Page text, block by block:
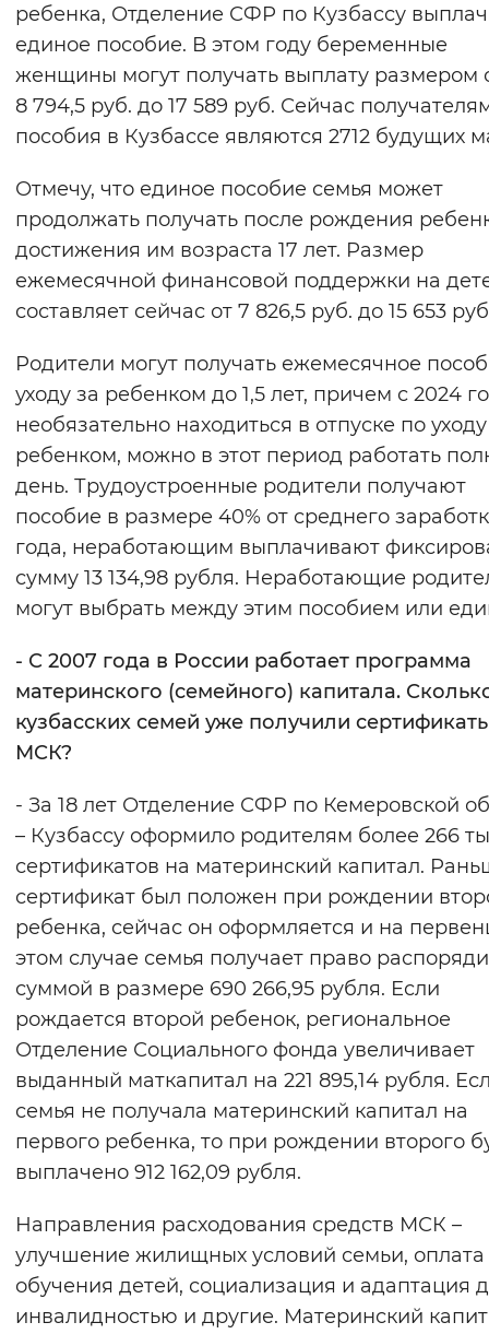
ребенка, Отделение СФР по Кузбассу
единое пособие. В этом году беременные
женщины могут получать выплату размером
8 794,5 руб. до 17 589 руб. Сейчас
пособия в Кузбассе являются 2712 будущих
Отмечу, что единое пособие семья может
продолжать получать после рождения
достижения им возраста 17 лет. Размер
ежемесячной финансовой поддержки на
составляет сейчас от 7 826,5 руб. до 15 653
Родители могут получать ежемесячное
уходу за ребенком до 1,5 лет, причем с 2024
необязательно находиться в отпуске по
ребенком, можно в этот период работать
день. Трудоустроенные родители получают
пособие в размере 40% от среднего
года, неработающим выплачивают
сумму 13 134,98 рубля. Неработающие
могут выбрать между этим пособием или
- С 2007 года в России работает программа
материнского (семейного) капитала.
кузбасских семей уже получили
МСК?
- За 18 лет Отделение СФР по Кемеровской
– Кузбассу оформило родителям более 266
сертификатов на материнский капитал.
сертификат был положен при рождении
ребенка, сейчас он оформляется и на
этом случае семья получает право
суммой в размере 690 266,95 рубля. Если
рождается второй ребенок, региональное
Отделение Социального фонда увеличивает
выданный маткапитал на 221 895,14 рубля.
семья не получала материнский капитал на
первого ребенка, то при рождении второго
выплачено 912 162,09 рубля.
Направления расходования средств МСК –
улучшение жилищных условий семьи, оплата
обучения детей, социализация и адаптация
инвалидностью и другие. Материнский